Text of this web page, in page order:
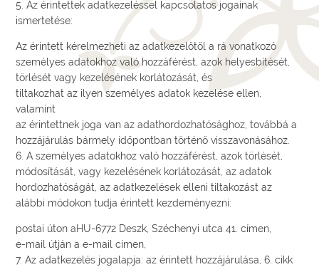
5. Az érintettek adatkezeléssel kapcsolatos jogainak
ismertetése:
Az érintett kérelmezheti az adatkezelőtől a rá vonatkozó
személyes adatokhoz való hozzáférést, azok helyesbítését,
törlését vagy kezelésének korlátozását, és
tiltakozhat az ilyen személyes adatok kezelése ellen,
valamint
az érintettnek joga van az adathordozhatósághoz, továbbá a
hozzájárulás bármely időpontban történő visszavonásához.
6. A személyes adatokhoz való hozzáférést, azok törlését,
módosítását, vagy kezelésének korlátozását, az adatok
hordozhatóságát, az adatkezelések elleni tiltakozást az
alábbi módokon tudja érintett kezdeményezni:
postai úton aHU-6772 Deszk, Széchenyi utca 41. címen,
e-mail útján a e-mail címen,
7. Az adatkezelés jogalapja: az érintett hozzájárulása, 6. cikk